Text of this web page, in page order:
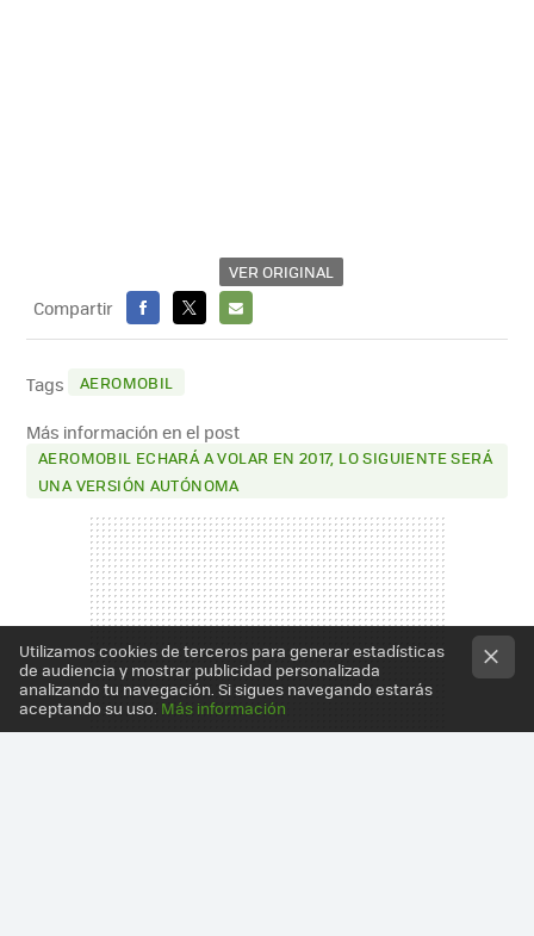
VER ORIGINAL
Compartir
FACEBOOK
X
E-
Tags AEROMOBIL
Más información en el post
AEROMOBIL ECHARÁ A VOLAR EN 2017, LO SIGUIENTE SERÁ
UNA VERSIÓN AUTÓNOMA
Utilizamos cookies de terceros para generar estadísticas
de audiencia y mostrar publicidad personalizada
analizando tu navegación. Si sigues navegando estarás
aceptando su uso. Más información